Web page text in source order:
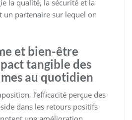
la qualité, la sécurité et la
un partenaire sur lequel on
et bien-être
tangible des
au quotidien
l’efficacité perçue des
dans les retours positifs